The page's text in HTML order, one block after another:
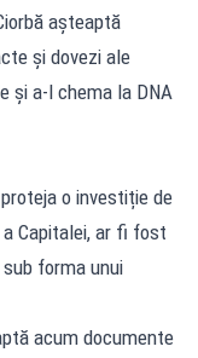
așteaptă
și dovezi ale
și a-l chema la DNA
o investiție de
Capitalei, ar fi fost
forma unui
acum documente